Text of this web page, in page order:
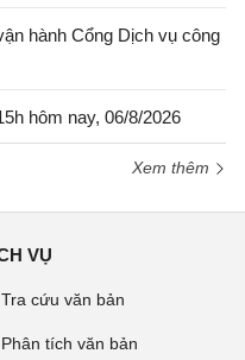
hành Cổng Dịch vụ công
hôm nay, 06/8/2026
Xem thêm
VỤ
Tra cứu văn bản
Phân tích văn bản